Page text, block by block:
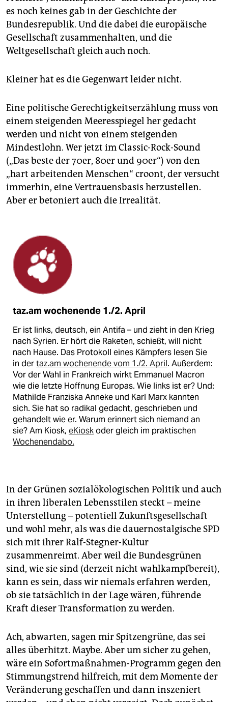
es noch keines gab in der Geschichte der
Bundesrepublik. Und die dabei die europäische
Gesellschaft zusammenhalten, und die
Weltgesellschaft gleich auch noch.
Kleiner hat es die Gegenwart leider nicht.
Eine politische Gerechtigkeitserzählung muss von
einem steigenden Meeresspiegel her gedacht
werden und nicht von einem steigenden
Mindestlohn. Wer jetzt im Classic-Rock-Sound
(„Das beste der 70er, 80er und 90er“) von den
„hart arbeitenden Menschen“ croont, der versucht
immerhin, eine Vertrauensbasis herzustellen.
Aber er betoniert auch die Irrealität.
taz.am wochenende 1./2. April
Er ist links, deutsch, ein Antifa – und zieht in den Krieg
nach Syrien. Er hört die Raketen, schießt, will nicht
nach Hause. Das Protokoll eines Kämpfers lesen Sie
in dertaz.am wochenende vom 1./2. April. Außerdem:
Vor der Wahl in Frankreich wirkt Emmanuel Macron
wie die letzte Hoffnung Europas. Wie links ist er? Und:
Mathilde Franziska Anneke und Karl Marx kannten
sich. Sie hat so radikal gedacht, geschrieben und
gehandelt wie er. Warum erinnert sich niemand an
sie? Am Kiosk, eKioskoder gleich im praktischen
Wochenendabo.
In der Grünen sozialökologischen Politik und auch
in ihren liberalen Lebensstilen steckt – meine
Unterstellung – potentiell Zukunftsgesellschaft
und wohl mehr, als was die dauernostalgische SPD
sich mit ihrer Ralf-Stegner-Kultur
zusammenreimt. Aber weil die Bundesgrünen
sind, wie sie sind (derzeit nicht wahlkampfbereit),
kann es sein, dass wir niemals erfahren werden,
ob sie tatsächlich in der Lage wären, führende
Kraft dieser Transformation zu werden.
Ach, abwarten, sagen mir Spitzengrüne, das sei
alles überhitzt. Maybe. Aber um sicher zu gehen,
wäre ein Sofortmaßnahmen-Programm gegen den
Stimmungstrend hilfreich, mit dem Momente der
Veränderung geschaffen und dann inszeniert